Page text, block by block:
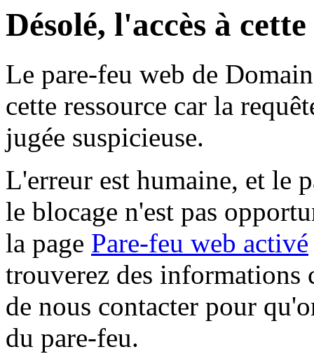
Désolé, l'accès à
Le pare-feu web de
cette ressource car la
jugée suspicieuse.
L'erreur est humaine, et le
le blocage n'est pas
la page Pare-feu web activé
trouverez des informations
de nous contacter pour
du pare-feu.